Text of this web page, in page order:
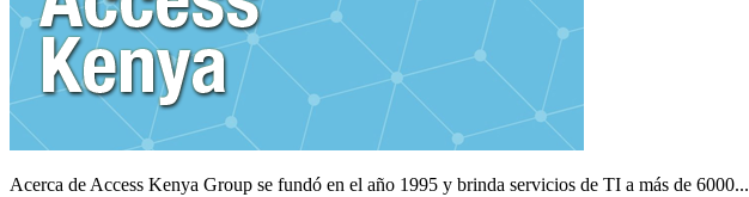
Acerca de Access Kenya Group se fundó en el año 1995 y brinda servicios de TI a más de 6000...